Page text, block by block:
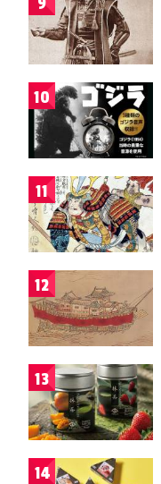
10
11
12
13
14